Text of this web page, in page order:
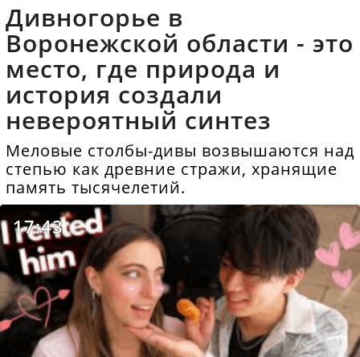
Дивногорье в
Воронежской области - это
место, где природа и
история создали
невероятный синтез
Меловые столбы-дивы возвышаются над
степью как древние стражи, хранящие
память тысячелетий.
17:43